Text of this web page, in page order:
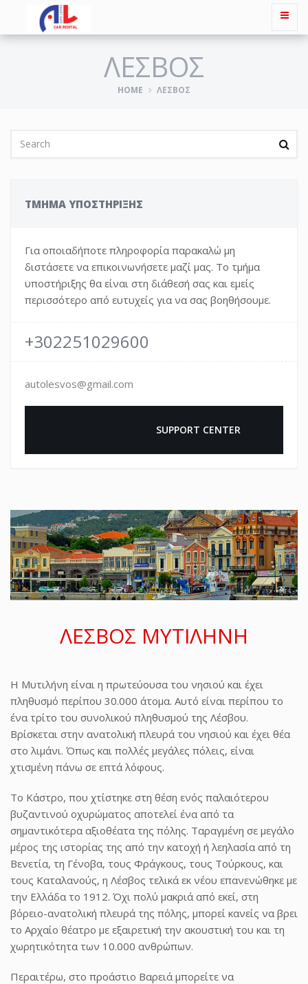
ΛΕΣΒΟΣ
HOME ΛΕΣΒΟΣ
ΤΜΗΜΑ ΥΠΟΣΤΗΡΙΞΗΣ
Για οποιαδήποτε πληροφορία παρακαλώ μη
διστάσετε να επικοινωνήσετε μαζί μας. Το τμήμα
υποστήριξης θα είναι στη διάθεσή σας και εμείς
περισσότερο από ευτυχείς για να σας βοηθήσουμε.
+302251029600
autolesvos@gmail.com
ΛΕΣΒΟΣ ΜΥΤΙΛΗΝΗ
Η Μυτιλήνη είναι η πρωτεύουσα του νησιού και έχει
πληθυσμό περίπου 30.000 άτομα. Αυτό είναι περίπου το
ένα τρίτο του συνολικού πληθυσμού της Λέσβου.
Βρίσκεται στην ανατολική πλευρά του νησιού και έχει θέα
στο λιμάνι. Όπως και πολλές μεγάλες πόλεις, είναι
χτισμένη πάνω σε επτά λόφους.
Το Κάστρο, που χτίστηκε στη θέση ενός παλαιότερου
βυζαντινού οχυρώματος αποτελεί ένα από τα
σημαντικότερα αξιοθέατα της πόλης. Ταραγμένη σε μεγάλο
μέρος της ιστορίας της από την κατοχή ή λεηλασία από τη
Βενετία, τη Γένοβα, τους Φράγκους, τους Τούρκους, και
τους Καταλανούς, η Λέσβος τελικά εκ νέου επανενώθηκε με
την Ελλάδα το 1912. Όχι πολύ μακριά από εκεί, στη
βόρειο-ανατολική πλευρά της πόλης, μπορεί κανείς να βρει
το Αρχαίο θέατρο με εξαιρετική την ακουστική του και τη
χωρητικότητα των 10.000 ανθρώπων.
Περαιτέρω, στο προάστιο Βαρειά μπορείτε να